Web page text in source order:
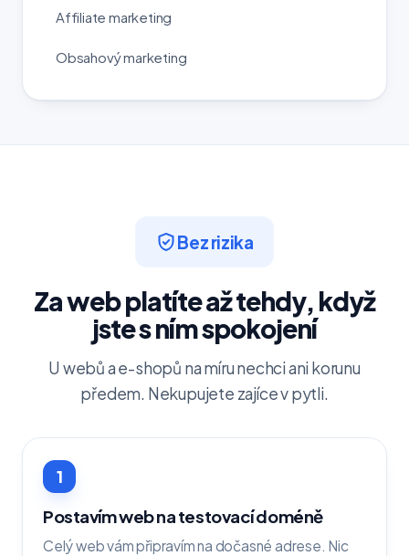
Affiliate marketing
Obsahový marketing
Bez rizika
Za web platíte až tehdy, když
jste s ním spokojení
U webů a e-shopů na míru nechci ani korunu
předem. Nekupujete zajíce v pytli.
1
Postavím web na testovací doméně
Celý web vám připravím na dočasné adrese. Nic